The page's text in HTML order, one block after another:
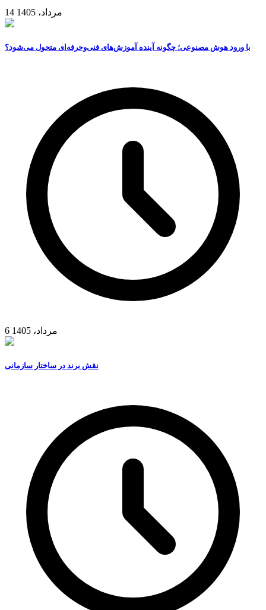
14 مرداد، 1405
با ورود هوش مصنوعی؛ چگونه آینده آموزش‌های فنی‌وحرفه‌ای متحول می‌شود؟
6 مرداد، 1405
نقش برند در ساختار سازمانی